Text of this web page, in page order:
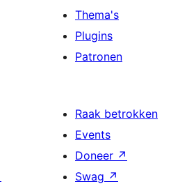
Thema's
Plugins
Patronen
Raak betrokken
Events
Doneer ↗
Swag ↗